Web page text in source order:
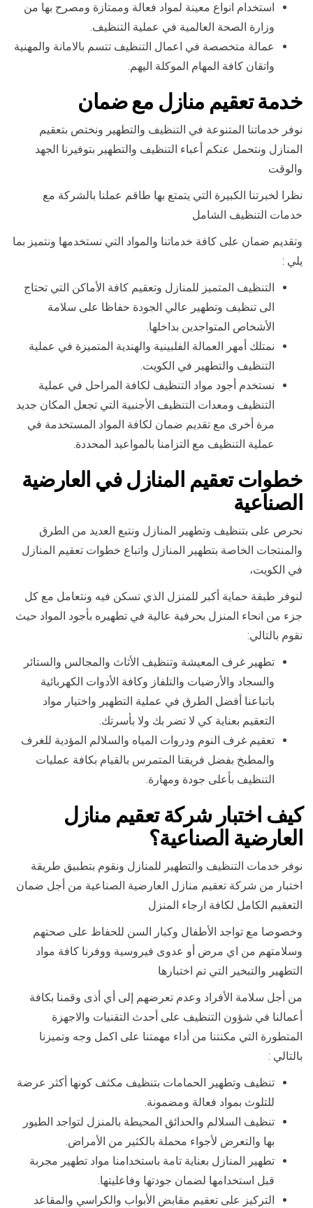
استخدام انواع معينة لمواد فعالة وممتازة ومصرح بها من
وزارة الصحة العالمية في عملية التنظيف.
عمالة متخصصة في اعمال التنظيف تتسم بالامانة والمهنية
واتقان كافة المهام الموكلة اليهم.
خدمة تعقيم منازل مع ضمان
نوفر خدماتنا المتنوعة في التنظيف والتطهير ونختص بتعقيم
المنازل ونتحمل عنكم أعباء التنظيف والتطهير بتوفيرنا الجهد
والوقت
نظرا لخبرتنا الكبيرة التي يتمتع بها طاقم عملنا بالشركة مع
خدمات التنظيف الشامل
وتقديم ضمان على كافة خدماتنا والمواد التي نستخدمها ونتميز بما
يلي :
التنظيف المتميز للمنازل وتعقيم كافة الأماكن التي تحتاج
الى تنظيف وتطهير عالي الجودة حفاظا على سلامة
الأشخاص المتواجدين بداخلها.
نمتلك أمهر العمالة الفلبينية والهندية المتميزة في عملية
التنظيف والتطهير في الكويت.
نستخدم أجود مواد التنظيف لكافة المراحل في عملية
التنظيف ومعدات التنظيف الأجنبية التي تجعل المكان جديد
مرة أخرى مع تقديم ضمان لكافة المواد المستخدمة في
عملية التنظيف مع التزامنا بالمواعيد المحددة.
خطوات تعقيم المنازل في العارضية
الصناعية
نحرص على بتنظيف وتطهير المنازل ونتبع العديد من الطرق
والمنتجات الخاصة بتطهير المنازل واتباع خطوات تعقيم المنازل
في الكويت،
لنوفر طبقة حماية أكبر للمنزل الذي تسكن فيه ونتعامل مع كل
جزء من انحاء المنزل بحرفية عالية في تطهيره بأجود المواد حيث
نقوم بالتالي:
تطهير غرف المعيشة وتنظيف الأثاث والمجالس والستائر
والسجاد والأرضيات والتلفاز وكافة الأدوات الكهربائية
باتباعنا أفضل الطرق في عملية التطهير واختيار مواد
التعقيم بعناية كي لا تضر بك ولا بأسرتك.
تعقيم غرف النوم ودروات المياه والسلالم المؤدية للغرف
والمطبخ بفضل فريقنا المتمرس بالقيام بكافة عمليات
التنظيف بأعلى جودة ومهارة.
كيف اختبار شركة تعقيم منازل
العارضية الصناعية؟
نوفر خدمات التنظيف والتطهير للمنازل ونقوم بتطبيق طريقة
اختبار من شركة تعقيم منازل العارضية الصناعية من أجل ضمان
التعقيم الكامل لكافة ارجاء المنزل
وخصوصا مع تواجد الأطفال وكبار السن للحفاظ على صحتهم
وسلامتهم من اي مرض أو عدوى فيروسية ووفرنا كافة مواد
التطهير والتبخير التي تم اختبارها
من أجل سلامة الأفراد وعدم تعرضهم إلى أي أذى وقمنا بكافة
أعمالنا في شؤون التنظيف على أحدث التقنيات والاجهزة
المتطورة التي مكنتنا من أداء مهمتنا على اكمل وجه وتميزنا
بالتالي :
تنظيف وتطهير الحمامات بتنظيف مكثف كونها أكثر عرضة
للتلوث بمواد فعالة ومضمونة.
تنظيف السلالم والحدائق المحيطة بالمنزل لتواجد الطيور
بها والتعرض لأجواء محملة بالكثير من الأمراض.
تطهير المنازل بعناية تامة باستخدامنا مواد تطهير مجربة
قبل استخدامها لضمان جودتها وفاعليتها.
التركيز على تعقيم مقابض الأبواب والكراسي والمقاعد